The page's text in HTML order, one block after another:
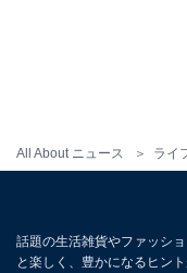
All About ニュース ライ
・
PARM（パルム）の
を実食。史上初のチ
い不思議
話題の生活雑貨やファッシ
と楽しく、豊かになるヒン